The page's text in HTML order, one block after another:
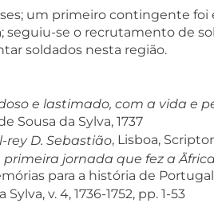
um primeiro contingente
seguiu-se o recrutamento de
soldados nesta região.
e lastimado, com a vida e
Sousa da Sylva, 1737
D. Sebastião, Lisboa,
jornada que fez a
para a história de
v. 4, 1736-1752, pp. 1-53